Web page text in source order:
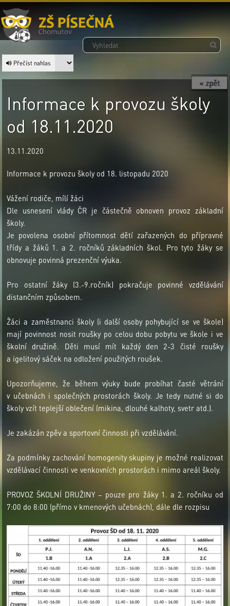
Přečíst nahlas
« zpět
Informace k provozu školy
od 18.11.2020
13.11.2020
Informace k provozu školy od 18. listopadu 2020
Vážení rodiče, mílí žáci
Dle usnesení vlády ČR je částečně obnoven provoz základní
školy.
Je povolena osobní přítomnost dětí zařazených do přípravné
třídy a žáků 1. a 2. ročníků základních škol. Pro tyto žáky se
obnovuje povinná prezenční výuka.
Pro ostatní žáky (3.-9.ročník) pokračuje povinné vzdělávání
distančním způsobem.
Žáci a zaměstnanci školy (i další osoby pohybující se ve škole)
mají povinnost nosit roušky po celou dobu pobytu ve škole i ve
školní družině. Děti musí mít každý den 2-3 čisté roušky
a igelitový sáček na odložení použitých roušek.
Upozorňujeme, že během výuky bude probíhat časté větrání
v učebnách i společných prostorách školy. Je tedy nutné si do
školy vzít teplejší oblečení (mikina, dlouhé kalhoty, svetr atd.).
Je zakázán zpěv a sportovní činnosti při vzdělávání.
Za podmínky zachování homogenity skupiny je možné realizovat
vzdělávací činnosti ve venkovních prostorách i mimo areál školy.
PROVOZ ŠKOLNÍ DRUŽINY – pouze pro žáky 1. a 2. ročníku od
7:00 do 8:00 (přímo v kmenových učebnách), dále dle rozpisu